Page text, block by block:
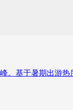
。基于暑期出游